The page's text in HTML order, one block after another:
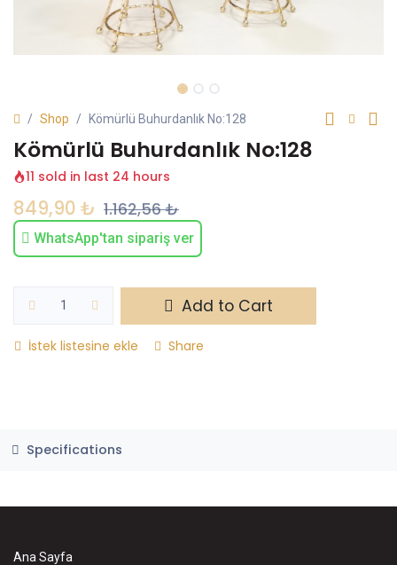
Shop Kömürlü Buhurdanlık No:128
Kömürlü Buhurdanlık No:128
11 sold in last 24 hours
849,90 ₺ 1.162,56₺
WhatsApp'tan sipariş ver
Add to Cart
İstek listesine ekle Share
Specifications
Ana Sayfa